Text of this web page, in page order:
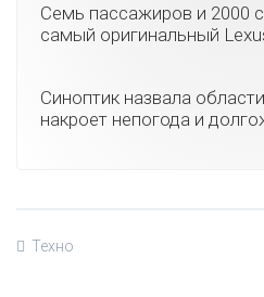
Семь пассажиров и 2000
самый оригинальный
Синоптик назвала
накроет непогода и
Техно